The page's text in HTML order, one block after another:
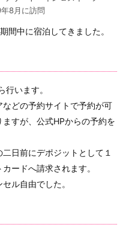
8月に訪問
間中に宿泊してきました。
行います。
どの予約サイトで予約が可
すが、公式HPからの予約を
日前にデポジットとして１
ードへ請求されます。
ル自由でした。